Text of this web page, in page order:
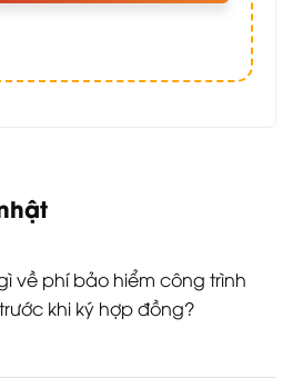
về phí bảo hiểm công trình
khi ký hợp đồng?